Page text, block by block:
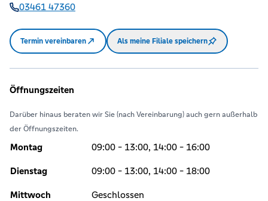
03461 47360
Termin vereinbaren Als meine Filiale speichern
Öffnungszeiten
Darüber hinaus beraten wir Sie (nach Vereinbarung) auch gern außerhalb
der Öffnungszeiten.
Montag 09:00 - 13:00, 14:00 - 16:00
Dienstag 09:00 - 13:00, 14:00 - 18:00
Mittwoch Geschlossen